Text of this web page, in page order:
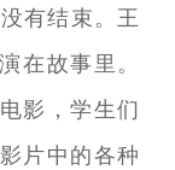
有结束。王
在故事里。
影，学生们
片中的各种